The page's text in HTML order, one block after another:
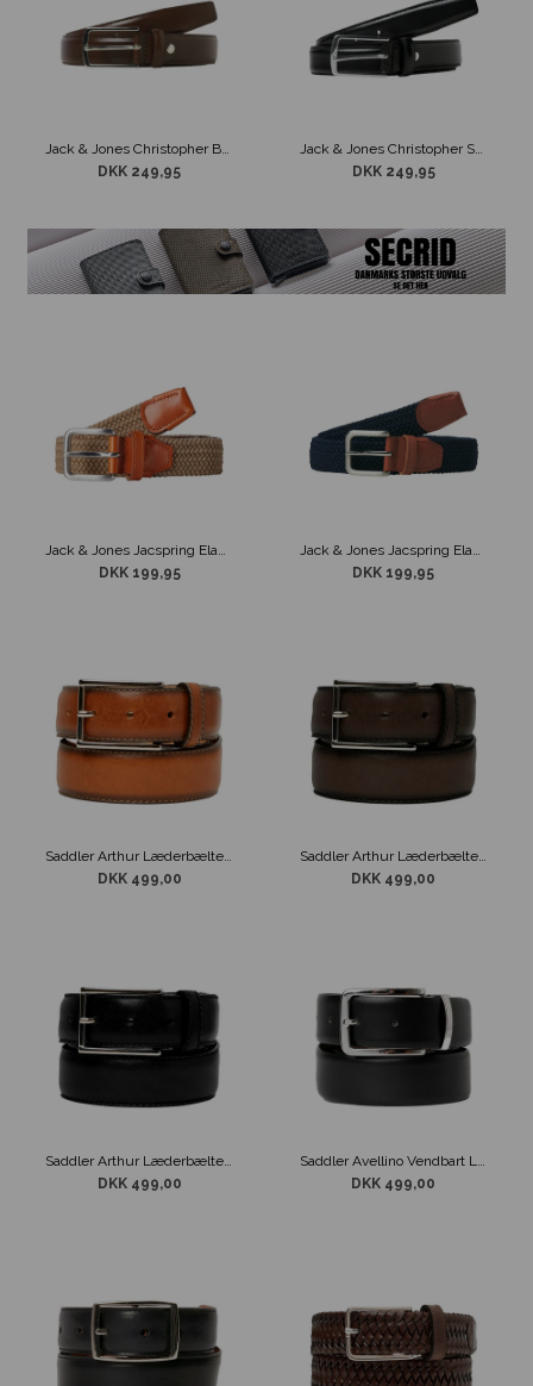
Jack & Jones Christopher Brunt Bælte
DKK 249,95
Jack & Jones Christopher Sort Bælte
DKK 249,95
Jack & Jones Jacspring Elastisk 3,0 cm Bælte Beige
DKK 199,95
Jack & Jones Jacspring Elastisk 3,0 cm Bælte Navy
DKK 199,95
Saddler Arthur Læderbælte Brun
DKK 499,00
Saddler Arthur Læderbælte Mørke Brun
DKK 499,00
Saddler Arthur Læderbælte Sort
DKK 499,00
Saddler Avellino Vendbart Læderbælte Sort/Brun
DKK 499,00